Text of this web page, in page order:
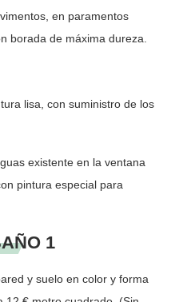
en paramentos
borada de máxima dureza.
lisa, con suministro de los
existente en la ventana
pintura especial para
1
y suelo en color y forma